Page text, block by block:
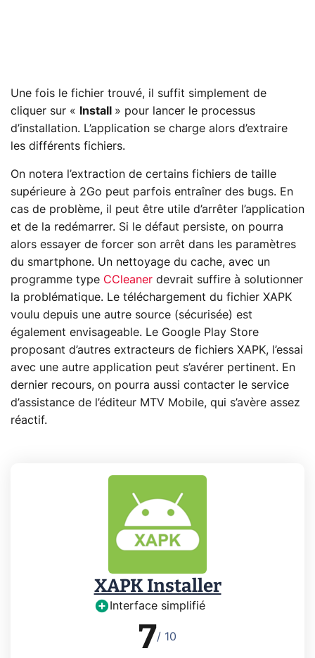
Une fois le fichier trouvé, il suffit simplement de
cliquer sur «
Install » pour lancer le processus
d’installation. L’application se charge alors d’extraire
les différents fichiers.
On notera l’extraction de certains fichiers de taille
supérieure à 2Go peut parfois entraîner des bugs. En
cas de problème, il peut être utile d’arrêter l’application
et de la redémarrer. Si le défaut persiste, on pourra
alors essayer de forcer son arrêt dans les paramètres
du smartphone. Un nettoyage du cache, avec un
programme type CCleaner devrait suffire à solutionner
la problématique. Le téléchargement du fichier XAPK
voulu depuis une autre source (sécurisée) est
également envisageable. Le Google Play Store
proposant d’autres extracteurs de fichiers XAPK, l’essai
avec une autre application peut s’avérer pertinent. En
dernier recours, on pourra aussi contacter le service
d’assistance de l’éditeur MTV Mobile, qui s’avère assez
réactif.
XAPK Installer
Interface simplifié
7/ 10